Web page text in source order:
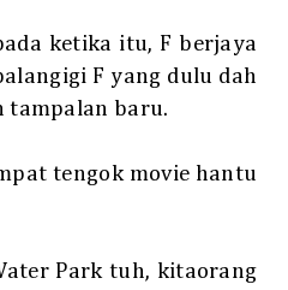
ketika itu, F berjaya
F yang dulu dah
tampalan baru.
tengok movie hantu
Park tuh, kitaorang